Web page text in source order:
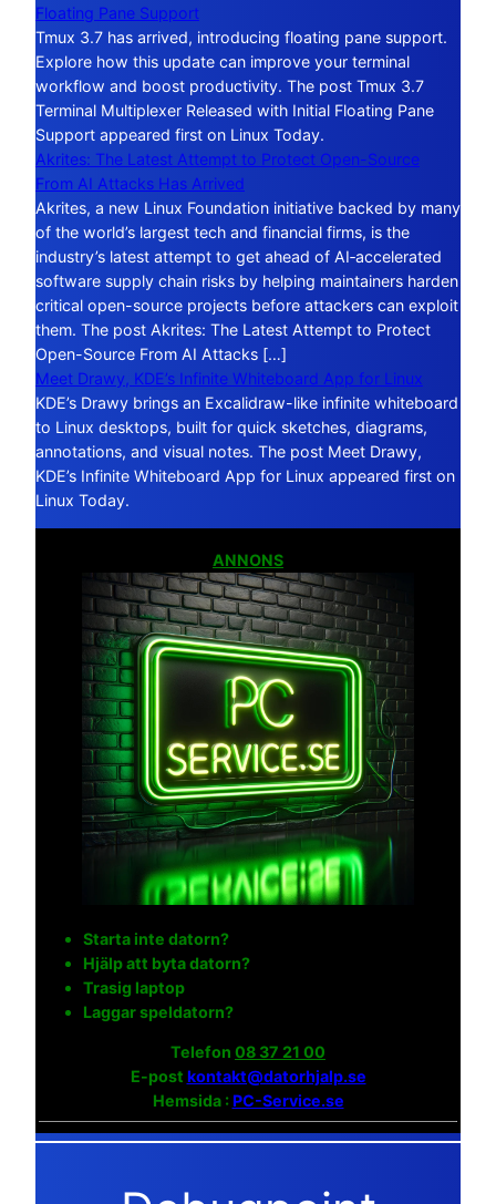
Floating Pane Support
Tmux 3.7 has arrived, introducing floating pane support.
Explore how this update can improve your terminal
workflow and boost productivity. The post Tmux 3.7
Terminal Multiplexer Released with Initial Floating Pane
Support appeared first on Linux Today.
Akrites: The Latest Attempt to Protect Open-Source
From AI Attacks Has Arrived
Akrites, a new Linux Foundation initiative backed by many
of the world’s largest tech and financial firms, is the
industry’s latest attempt to get ahead of AI‑accelerated
software supply chain risks by helping maintainers harden
critical open-source projects before attackers can exploit
them. The post Akrites: The Latest Attempt to Protect
Open-Source From AI Attacks […]
Meet Drawy, KDE’s Infinite Whiteboard App for Linux
KDE’s Drawy brings an Excalidraw-like infinite whiteboard
to Linux desktops, built for quick sketches, diagrams,
annotations, and visual notes. The post Meet Drawy,
KDE’s Infinite Whiteboard App for Linux appeared first on
Linux Today.
ANNONS
Starta inte datorn?
Hjälp att byta datorn?
Trasig laptop
Laggar speldatorn?
Telefon 08 37 21 00
E-post kontakt@datorhjalp.se
Hemsida :PC-Service.se